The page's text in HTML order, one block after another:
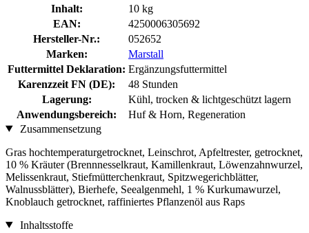
Inhalt:
10 kg
EAN:
4250006305692
Hersteller-Nr.:
052652
Marken:
Marstall
Futtermittel Deklaration: Ergänzungsfuttermittel
Karenzzeit FN (DE):
48 Stunden
Lagerung:
Kühl, trocken & lichtgeschützt lagern
Anwendungsbereich:
Huf & Horn, Regeneration
Zusammensetzung
Gras hochtemperaturgetrocknet, Leinschrot, Apfeltrester, getrocknet,
10 % Kräuter (Brennnesselkraut, Kamillenkraut, Löwenzahnwurzel,
Melissenkraut, Stiefmütterchenkraut, Spitzwegerichblätter,
Walnussblätter), Bierhefe, Seealgenmehl, 1 % Kurkumawurzel,
Knoblauch getrocknet, raffiniertes Pflanzenöl aus Raps
Inhaltsstoffe